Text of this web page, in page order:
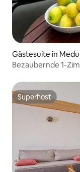
Gästesuite in
Bezaubernde 1-
Superhost
Superhost